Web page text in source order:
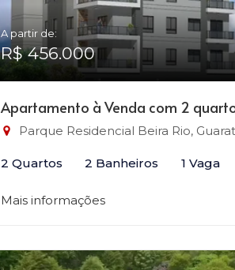
A partir de:
R$ 456.000
Apartamento à Venda com 2
Parque Residencial Beira Rio,
2 Quartos 2 Banheiros 1 Vaga
Mais informações